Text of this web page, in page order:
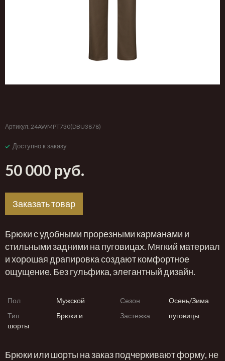
Артикул: 24AWMPT730(DBU3878)
Доступно к заказу
50 000 руб.
Заказать товар
Брюки с удобными прорезными карманами и
стильными задними на пуговицах. Мягкий материал
и хорошая драпировка создают комфортное
ощущение. Без гульфика, элегантный дизайн.
Пол Мужской Сезон
Осень/Зима
Тип
Брюки и
шорты
Застежка пуговицы
Брюки или шорты на заказ подчеркивают форму, не